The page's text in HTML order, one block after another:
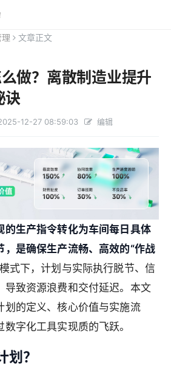
文章正文
做？离散制造业提升
诀
12-27 08:59:03 编辑
的生产指令转化为车间每日具体
，是确保生产流畅、高效的“作战
式下，计划与实际执行脱节、信
导致资源浪费和交付延迟。本文
划的定义、核心价值与实施流
字化工具实现质的飞跃。
？